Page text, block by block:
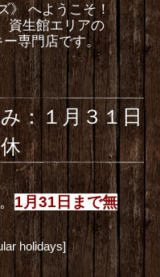
》 へようこそ！
生館エリアの
専門店です。
：１月３１日
1月31日まで無
holidays]